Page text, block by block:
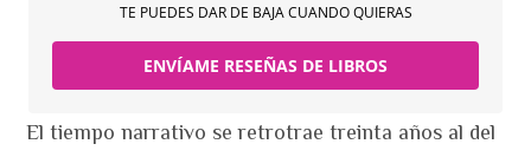
TE PUEDES DAR DE BAJA CUANDO QUIERAS
ENVÍAME RESEÑAS DE LIBROS
El tiempo narrativo se retrotrae treinta años al del